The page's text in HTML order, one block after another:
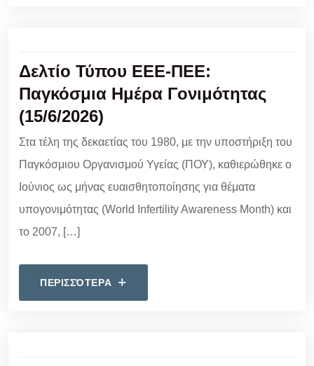
Δελτίο Τύπου ΕΕΕ-ΠΕΕ:
Παγκόσμια Ημέρα Γονιμότητας
(15/6/2026)
Στα τέλη της δεκαετίας του 1980, με την υποστήριξη του
Παγκόσμιου Οργανισμού Υγείας (ΠΟΥ), καθιερώθηκε ο
Ιούνιος ως μήνας ευαισθητοποίησης για θέματα
υπογονιμότητας (World Infertility Awareness Month) και
το 2007, […]
ΠΕΡΙΣΣΌΤΕΡΑ